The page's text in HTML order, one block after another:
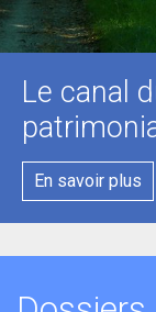
Le canal
En savoir plus